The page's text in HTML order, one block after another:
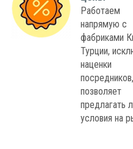
Работаем
напрямую с
фабриками
Турции,
наценки
позволяет
предлагать
условия на